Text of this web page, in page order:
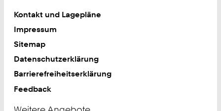
Kontakt und Lagepläne
Impressum
Sitemap
Datenschutzerklärung
Barrierefreiheitserklärung
Feedback